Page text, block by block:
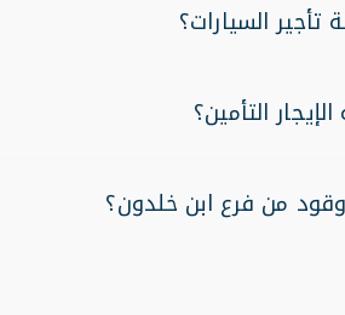
السيارات؟
التأمين؟
من فرع ابن خلدون؟